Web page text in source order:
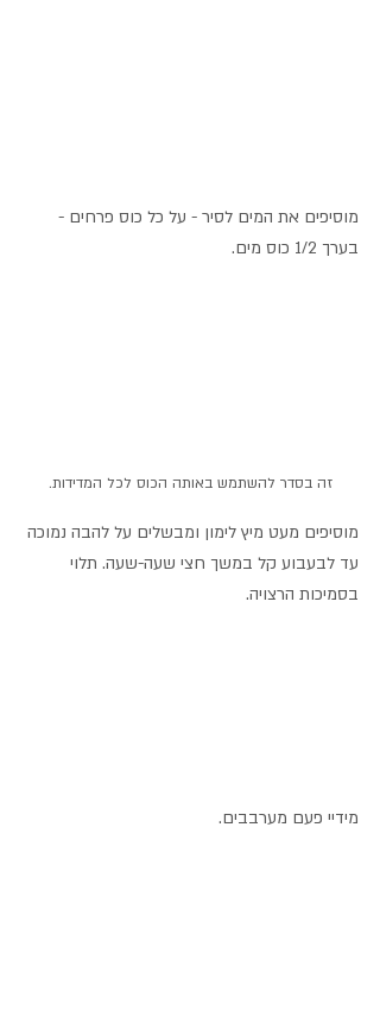
מוסיפים את המים לסיר - על כל כוס פרחים -
בערך 1/2 כוס מים.
זה בסדר להשתמש באותה הכוס לכל המדידות.
מוסיפים מעט מיץ לימון ומבשלים על להבה נמוכה
עד לבעבוע קל במשך חצי שעה-שעה. תלוי
בסמיכות הרצויה.
מידיי פעם מערבבים.